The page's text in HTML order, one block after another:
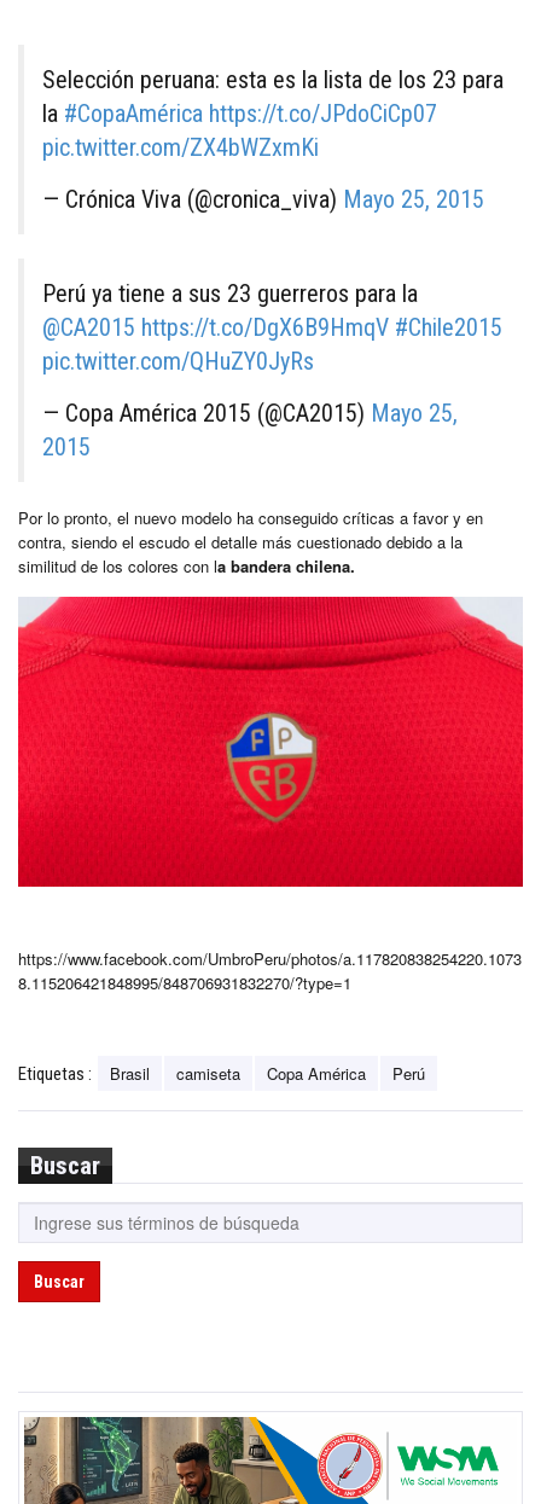
Selección peruana: esta es la lista de los 23 para
la #CopaAmérica https://t.co/JPdoCiCp07
pic.twitter.com/ZX4bWZxmKi
— Crónica Viva (@cronica_viva) Mayo 25, 2015
Perú ya tiene a sus 23 guerreros para la
@CA2015 https://t.co/DgX6B9HmqV #Chile2015
pic.twitter.com/QHuZY0JyRs
— Copa América 2015 (@CA2015) Mayo 25,
2015
Por lo pronto, el nuevo modelo ha conseguido críticas a favor y en
contra, siendo el escudo el detalle más cuestionado debido a la
similitud de los colores con la bandera chilena.
https://www.facebook.com/UmbroPeru/photos/a.117820838254220.1073
8.115206421848995/848706931832270/?type=1
Etiquetas : Brasil camiseta Copa América Perú
Buscar
Buscar